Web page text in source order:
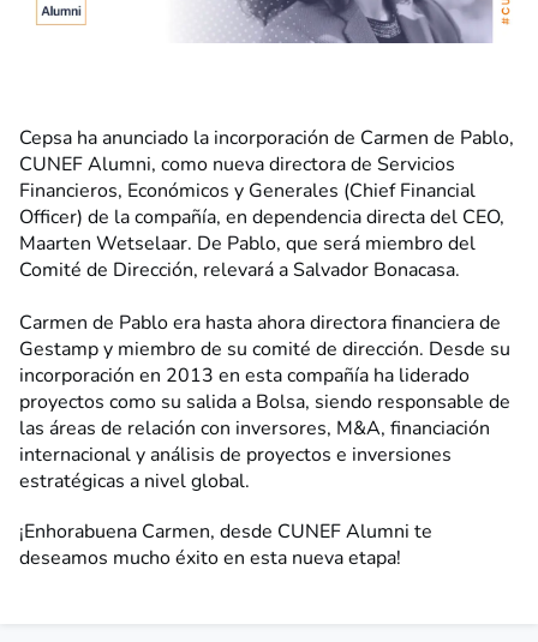
Cepsa ha anunciado la incorporación de Carmen de Pablo,
CUNEF Alumni, como nueva directora de Servicios
Financieros, Económicos y Generales (Chief Financial
Officer) de la compañía, en dependencia directa del CEO,
Maarten Wetselaar. De Pablo, que será miembro del
Comité de Dirección, relevará a Salvador Bonacasa.
Carmen de Pablo era hasta ahora directora financiera de
Gestamp y miembro de su comité de dirección. Desde su
incorporación en 2013 en esta compañía ha liderado
proyectos como su salida a Bolsa, siendo responsable de
las áreas de relación con inversores, M&A, financiación
internacional y análisis de proyectos e inversiones
estratégicas a nivel global.
¡Enhorabuena Carmen, desde CUNEF Alumni te
deseamos mucho éxito en esta nueva etapa!